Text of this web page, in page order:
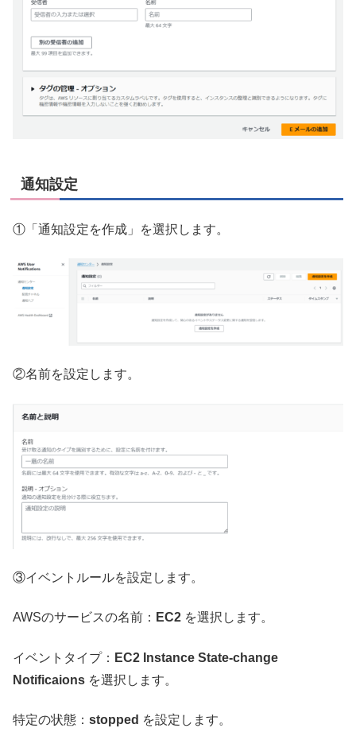
通知設定
①「通知設定を作成」を選択します。
②名前を設定します。
③イベントルールを設定します。
AWSのサービスの名前： EC2 を選択します。
イベントタイプ： EC2 Instance State-change
Notificaions を選択します。
特定の状態： stopped を設定します。